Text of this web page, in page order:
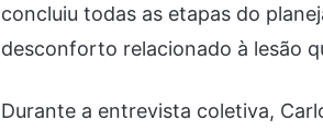
concluiu todas as etapas do
desconforto relacionado à lesão
Durante a entrevista coletiva,